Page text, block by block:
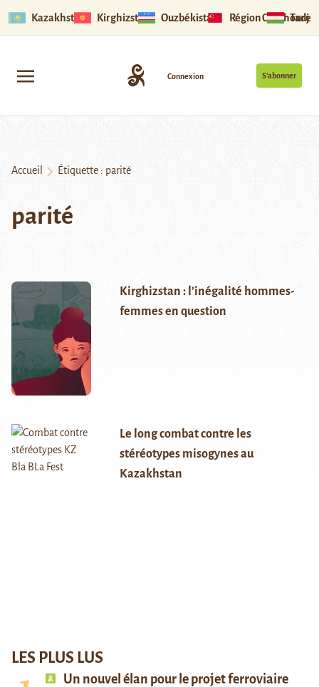
Kazakhstan Kirghizstan Ouzbékistan Région Ouïghoure
S’abonner
Connexion
Accueil Étiquette : parité
parité
Kirghizstan : l’inégalité hommes-
femmes en question
Le long combat contre les
stéréotypes misogynes au
Kazakhstan
LES PLUS LUS
Un nouvel élan pour le projet ferroviaire